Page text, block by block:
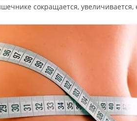
сокращается,